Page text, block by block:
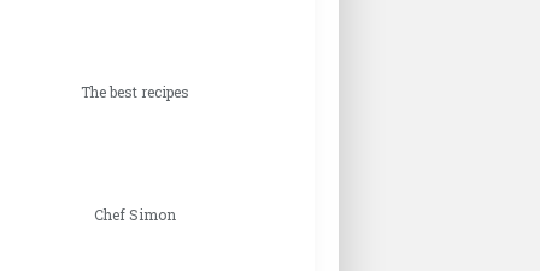
The best recipes
Chef Simon